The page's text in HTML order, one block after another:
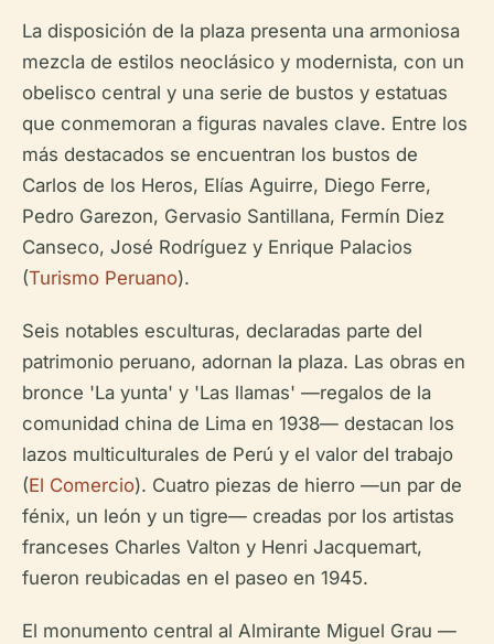
La disposición de la plaza presenta una armoniosa
mezcla de estilos neoclásico y modernista, con un
obelisco central y una serie de bustos y estatuas
que conmemoran a figuras navales clave. Entre los
más destacados se encuentran los bustos de
Carlos de los Heros, Elías Aguirre, Diego Ferre,
Pedro Garezon, Gervasio Santillana, Fermín Diez
Canseco, José Rodríguez y Enrique Palacios
(Turismo Peruano).
Seis notables esculturas, declaradas parte del
patrimonio peruano, adornan la plaza. Las obras en
bronce 'La yunta' y 'Las llamas' —regalos de la
comunidad china de Lima en 1938— destacan los
lazos multiculturales de Perú y el valor del trabajo
(El Comercio). Cuatro piezas de hierro —un par de
fénix, un león y un tigre— creadas por los artistas
franceses Charles Valton y Henri Jacquemart,
fueron reubicadas en el paseo en 1945.
El monumento central al Almirante Miguel Grau —